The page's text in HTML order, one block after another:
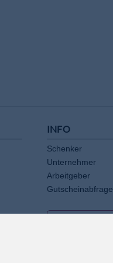
INFO
Schenker
Unternehmer
Arbeitgeber
Gutscheinabfrage